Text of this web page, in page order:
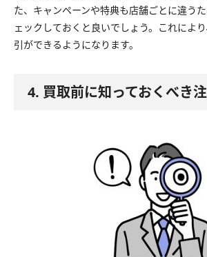
た、キャンペーンや特典も店舗ごとに違う
ェックしておくと良いでしょう。これによ
引ができるようになります。
4. 買取前に知っておくべき